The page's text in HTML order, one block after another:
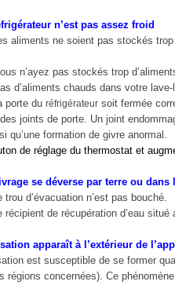
n’est pas assez froid
aliments ne soient pas stockés
n’ayez pas stockés trop
d’aliments chauds dans votre lave-
porte du réfrigérateur soit fermée
joints de porte. Un joint
qu’une formation de givre anormal.
de réglage du thermostat et
se déverse par terre ou dans
trou d’évacuation n’est pas bouché.
récipient de récupération d’eau
apparaît à l’extérieur de
est susceptible de se former
régions concernées). Ce